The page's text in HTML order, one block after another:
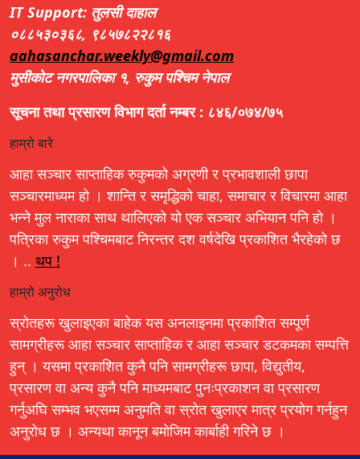
IT Support: तुलसी दाहाल
०८८५३०३६८, ९८५७८२२८१६
aahasanchar.weekly@gmail.com
मुसीकोट नगरपालिका १, रुकुम पश्चिम नेपाल
सूचना तथा प्रसारण विभाग दर्ता नम्बर : ८४६/०७४/७५
हाम्रो बारे
आहा सञ्चार साप्ताहिक रुकुमको अग्रणी र प्रभावशाली छापा
सञ्चारमाध्यम हो । शान्ति र समृद्धिको चाहा, समाचार र विचारमा आहा
भन्ने मुल नाराका साथ थालिएको यो एक सञ्चार अभियान पनि हो ।
पत्रिका रुकुम पश्चिमबाट निरन्तर दश वर्षदेखि प्रकाशित भैरहेको छ
। .. थप !
हाम्रो अनुरोध
स्रोतहरू खुलाइएका बाहेक यस अनलाइनमा प्रकाशित सम्पूर्ण
सामग्रीहरू आहा सञ्चार साप्ताहिक र आहा सञ्चार डटकमका सम्पत्ति
हुन् । यसमा प्रकाशित कुनै पनि सामग्रीहरू छापा, विद्युतीय,
प्रसारण वा अन्य कुनै पनि माध्यमबाट पुनःप्रकाशन वा प्रसारण
गर्नुअघि सम्भव भएसम्म अनुमति वा स्रोत खुलाएर मात्र प्रयोग गर्नहुन
अनुरोध छ । अन्यथा कानून बमोजिम कार्बाही गरिने छ ।